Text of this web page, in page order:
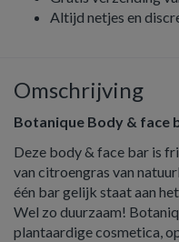
Altijd netjes en
Omschrijving
Botanique Body & face
Deze body & face bar is
van citroengras van
één bar gelijk staat aan
Wel zo duurzaam!
plantaardige cosmetica,